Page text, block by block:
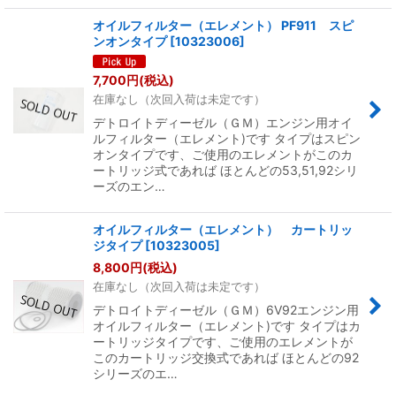
オイルフィルター（エレメント） PF911 スピ
ンオンタイプ [10323006]
7,700円(税込)
在庫なし（次回入荷は未定です）
デトロイトディーゼル（ＧＭ）エンジン用オイ
ルフィルター（エレメント)です タイプはスピン
オンタイプです、ご使用のエレメントがこのカ
ートリッジ式であれば ほとんどの53,51,92シリ
ーズのエン…
オイルフィルター（エレメント） カートリッ
ジタイプ [10323005]
8,800円(税込)
在庫なし（次回入荷は未定です）
デトロイトディーゼル（ＧＭ）6V92エンジン用
オイルフィルター（エレメント)です タイプはカ
ートリッジタイプです、ご使用のエレメントが
このカートリッジ交換式であれば ほとんどの92
シリーズのエ…